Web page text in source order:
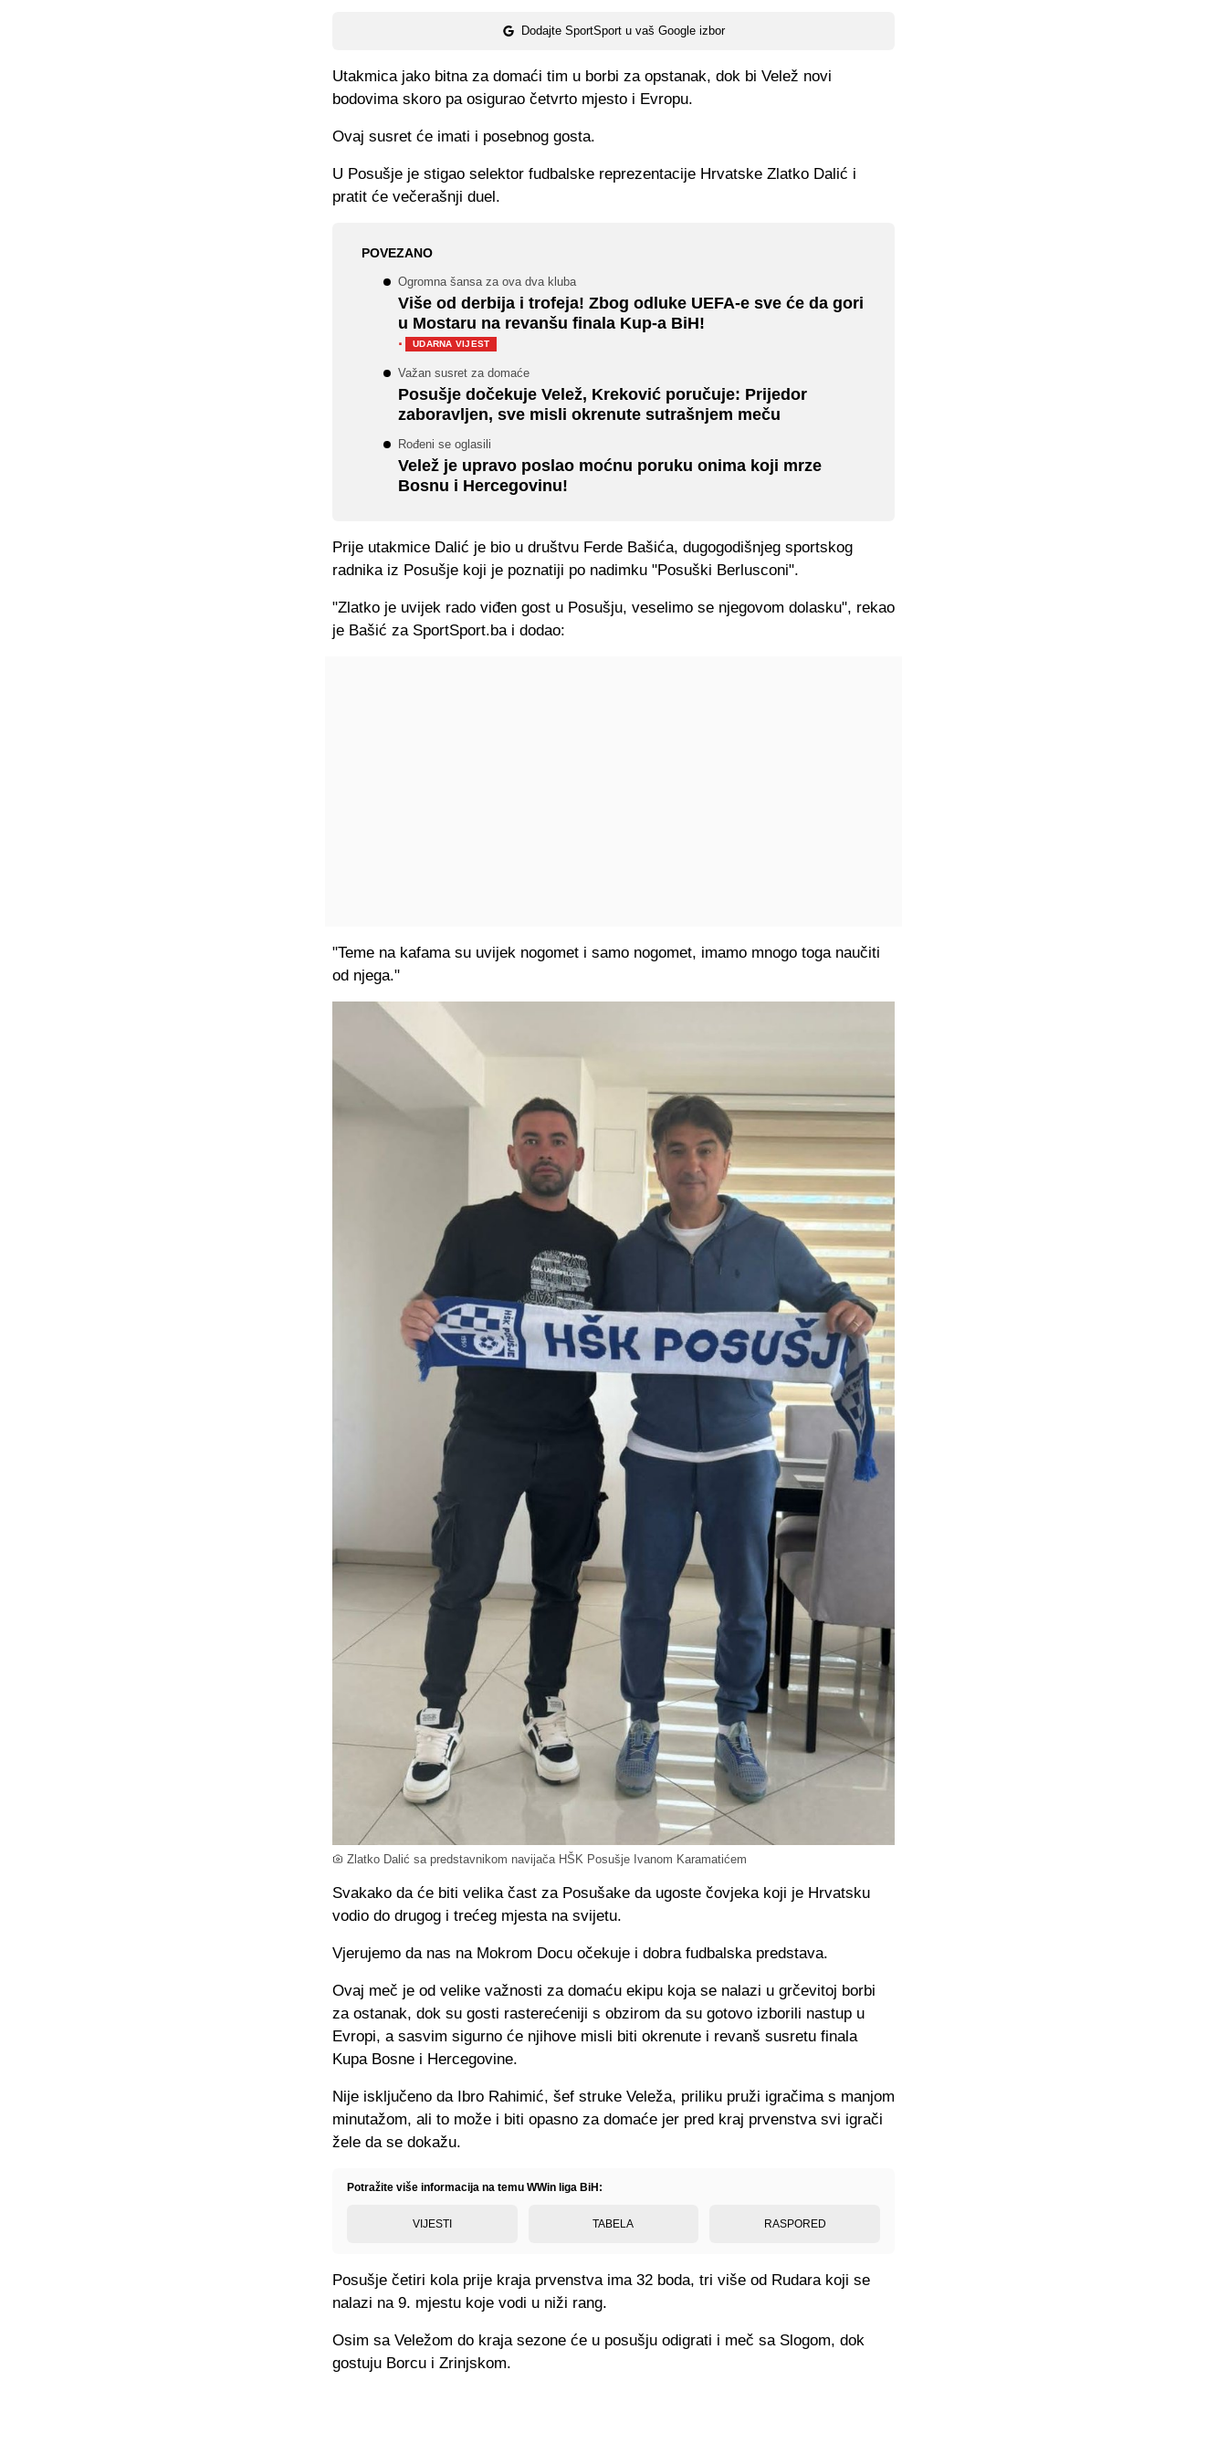
Dodajte SportSport u vaš Google izbor
Utakmica jako bitna za domaći tim u borbi za opstanak, dok bi Velež novi
bodovima skoro pa osigurao četvrto mjesto i Evropu.
Ovaj susret će imati i posebnog gosta.
U Posušje je stigao selektor fudbalske reprezentacije Hrvatske Zlatko Dalić i
pratit će večerašnji duel.
POVEZANO
Ogromna šansa za ova dva kluba
Više od derbija i trofeja! Zbog odluke UEFA-e sve će da gori
u Mostaru na revanšu finala Kup-a BiH!
·
UDARNA VIJEST
Važan susret za domaće
Posušje dočekuje Velež, Kreković poručuje: Prijedor
zaboravljen, sve misli okrenute sutrašnjem meču
Rođeni se oglasili
Velež je upravo poslao moćnu poruku onima koji mrze
Bosnu i Hercegovinu!
Prije utakmice Dalić je bio u društvu Ferde Bašića, dugogodišnjeg sportskog
radnika iz Posušje koji je poznatiji po nadimku "Posuški Berlusconi".
"Zlatko je uvijek rado viđen gost u Posušju, veselimo se njegovom dolasku", rekao
je Bašić za SportSport.ba i dodao:
"Teme na kafama su uvijek nogomet i samo nogomet, imamo mnogo toga naučiti
od njega."
Zlatko Dalić sa predstavnikom navijača HŠK Posušje Ivanom Karamatićem
Svakako da će biti velika čast za Posušake da ugoste čovjeka koji je Hrvatsku
vodio do drugog i trećeg mjesta na svijetu.
Vjerujemo da nas na Mokrom Docu očekuje i dobra fudbalska predstava.
Ovaj meč je od velike važnosti za domaću ekipu koja se nalazi u grčevitoj borbi
za ostanak, dok su gosti rasterećeniji s obzirom da su gotovo izborili nastup u
Evropi, a sasvim sigurno će njihove misli biti okrenute i revanš susretu finala
Kupa Bosne i Hercegovine.
Nije isključeno da Ibro Rahimić, šef struke Veleža, priliku pruži igračima s manjom
minutažom, ali to može i biti opasno za domaće jer pred kraj prvenstva svi igrači
žele da se dokažu.
Potražite više informacija na temu WWin liga BiH:
VIJESTI TABELA RASPORED
Posušje četiri kola prije kraja prvenstva ima 32 boda, tri više od Rudara koji se
nalazi na 9. mjestu koje vodi u niži rang.
Osim sa Veležom do kraja sezone će u posušju odigrati i meč sa Slogom, dok
gostuju Borcu i Zrinjskom.